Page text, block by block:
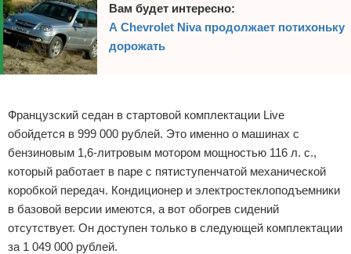
Вам будет интересно:
А Chevrolet Niva продолжает потихоньку
дорожать
Французский седан в стартовой комплектации Live
обойдется в 999 000 рублей. Это именно о машинах с
бензиновым 1,6-литровым мотором мощностью 116 л. с.,
который работает в паре с пятиступенчатой механической
коробкой передач. Кондиционер и электростеклоподъемники
в базовой версии имеются, а вот обогрев сидений
отсутствует. Он доступен только в следующей комплектации
за 1 049 000 рублей.